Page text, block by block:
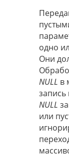
одно
Они
NULL в
запись
NULL
или